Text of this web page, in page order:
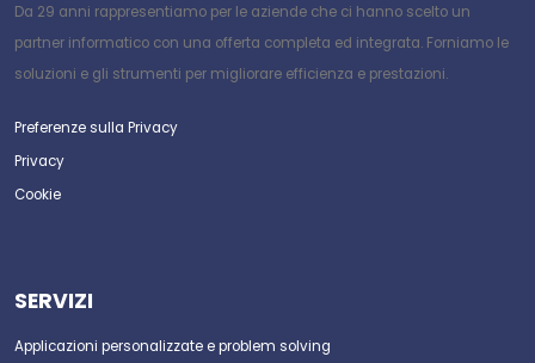
Da 29 anni rappresentiamo per le aziende che ci hanno scelto un
partner informatico con una offerta completa ed integrata. Forniamo le
soluzioni e gli strumenti per migliorare efficienza e prestazioni.
Preferenze sulla Privacy
Privacy
Cookie
SERVIZI
Applicazioni personalizzate e problem solving